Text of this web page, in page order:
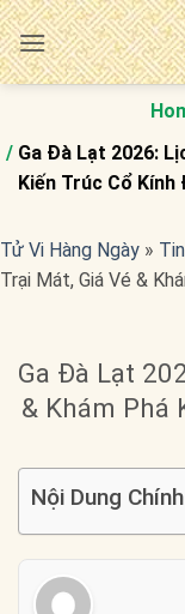
Bỏ
qua
nội
Ga Đà Lạt 2026:
Kiến Trúc Cổ Kính
Tử Vi Hàng Ngày »
Trại Mát, Giá Vé &
Ga Đà Lạt
& Khám Phá
Nội Dung Chính